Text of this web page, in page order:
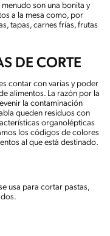
son una bonita y
a la mesa como, por
tapas, carnes frías, frutas
DE CORTE
contar con varias y poder
alimentos. La razón por la
la contaminación
queden residuos con
organolépticas
los códigos de colores
al que está destinado.
usa para cortar pastas,